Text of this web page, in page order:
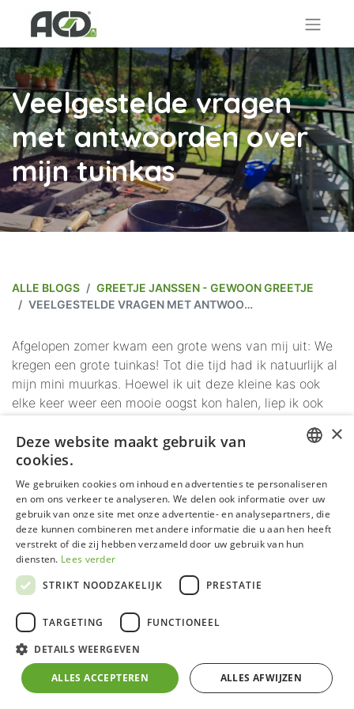
Veelgestelde vragen
met antwoorden over
mijn tuinkas
ALLE BLOGS
GREETJE JANSSEN - GEWOON GREETJE
VEELGESTELDE VRAGEN MET ANTWOORDEN OVER MIJN TUINKAS
Afgelopen zomer kwam een grote wens van mij uit: We
kregen een grote tuinkas! Tot die tijd had ik natuurlijk al
mijn mini muurkas. Hoewel ik uit deze kleine kas ook
elke keer weer een mooie oogst kon halen, liep ik ook
Grootschalig voorzaaien was geen optie, heel veel
ruimte en een uitbreiding van bijvoorbeeld courgettes,
pepers en paprika’s kon ik wel vergeten. Die grote kas
zou dit wel allemaal mogelijk gaan maken.
En meer dan dat, weet ik nu!
ook een heerlijke zitplek gecreëerd, groeien er jaarrond
groenten en kruiden en kan ik in de winter mijn
kuipplanten laten schuilen voor de kou. De nieuwe kas
biedt nog meer dan we voor mogelijk hadden
gehouden. Het klinkt als een droom die uitkomt en dat
is het gewoonweg ook!
GERMAN
FRENCH
×
Deze website maakt gebruik van
cookies.
We gebruiken cookies om inhoud en advertenties te personaliseren
en om ons verkeer te analyseren. We delen ook informatie over uw
gebruik van onze site met onze advertentie- en analysepartners, die
deze kunnen combineren met andere informatie die u aan hen heeft
verstrekt of die zij hebben verzameld door uw gebruik van hun
diensten. Lees verder
STRIKT NOODZAKELIJK
PRESTATIE
TARGETING FUNCTIONEEL
DETAILS WEERGEVEN
ALLES ACCEPTEREN ALLES AFWIJZEN